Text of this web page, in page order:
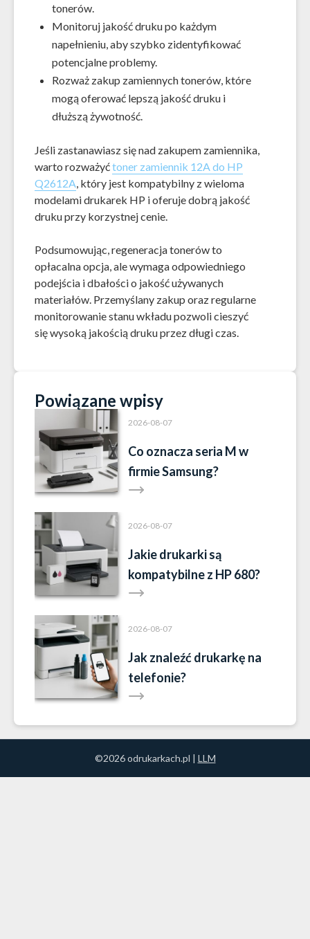
tonerów.
Monitoruj jakość druku po każdym
napełnieniu, aby szybko zidentyfikować
potencjalne problemy.
Rozważ zakup zamiennych tonerów, które
mogą oferować lepszą jakość druku i
dłuższą żywotność.
Jeśli zastanawiasz się nad zakupem zamiennika,
warto rozważyćtoner zamiennik 12A do HP
Q2612A, który jest kompatybilny z wieloma
modelami drukarek HP i oferuje dobrą jakość
druku przy korzystnej cenie.
Podsumowując, regeneracja tonerów to
opłacalna opcja, ale wymaga odpowiedniego
podejścia i dbałości o jakość używanych
materiałów. Przemyślany zakup oraz regularne
monitorowanie stanu wkładu pozwoli cieszyć
się wysoką jakością druku przez długi czas.
Powiązane wpisy
2026-08-07
Co oznacza seria M w
firmie Samsung?
2026-08-07
Jakie drukarki są
kompatybilne z HP 680?
2026-08-07
Jak znaleźć drukarkę na
telefonie?
©2026 odrukarkach.pl | LLM